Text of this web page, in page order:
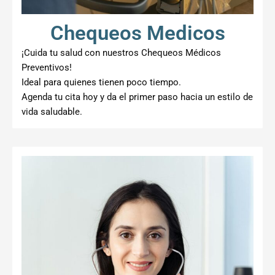
Chequeos Medicos
¡Cuida tu salud con nuestros Chequeos Médicos
Preventivos!
Ideal para quienes tienen poco tiempo.
Agenda tu cita hoy y da el primer paso hacia un estilo de
vida saludable.